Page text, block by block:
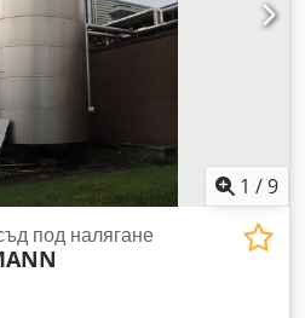
1 /9
под налягане